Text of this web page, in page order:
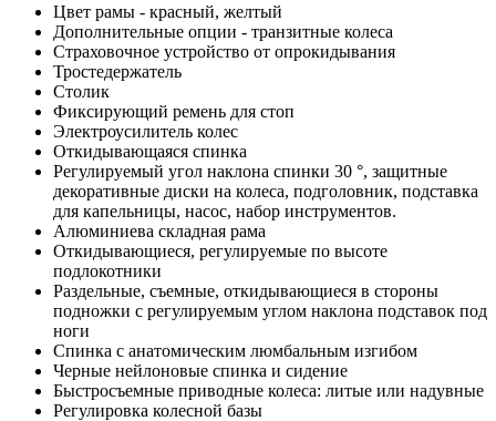
Цвет рамы - красный, желтый
Дополнительные опции - транзитные колеса
Страховочное устройство от опрокидывания
Тростедержатель
Столик
Фиксирующий ремень для стоп
Электроусилитель колес
Откидывающаяся спинка
Регулируемый угол наклона спинки 30 °, защитные
декоративные диски на колеса, подголовник, подставка
для капельницы, насос, набор инструментов.
Алюминиева складная рама
Откидывающиеся, регулируемые по высоте
подлокотники
Раздельные, съемные, откидывающиеся в стороны
подножки с регулируемым углом наклона подставок под
ноги
Спинка с анатомическим люмбальным изгибом
Черные нейлоновые спинка и сидение
Быстросъемные приводные колеса: литые или надувные
Регулировка колесной базы